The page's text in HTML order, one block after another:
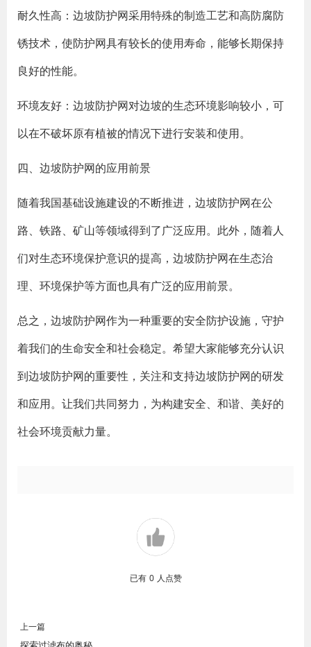
耐久性高：边坡防护网采用特殊的制造工艺和高防腐防
锈技术，使防护网具有较长的使用寿命，能够长期保持
良好的性能。
环境友好：边坡防护网对边坡的生态环境影响较小，可
以在不破坏原有植被的情况下进行安装和使用。
四、边坡防护网的应用前景
随着我国基础设施建设的不断推进，边坡防护网在公
路、铁路、矿山等领域得到了广泛应用。此外，随着人
们对生态环境保护意识的提高，边坡防护网在生态治
理、环境保护等方面也具有广泛的应用前景。
总之，边坡防护网作为一种重要的安全防护设施，守护
着我们的生命安全和社会稳定。希望大家能够充分认识
到边坡防护网的重要性，关注和支持边坡防护网的研发
和应用。让我们共同努力，为构建安全、和谐、美好的
社会环境贡献力量。
已有 0 人点赞
上一篇